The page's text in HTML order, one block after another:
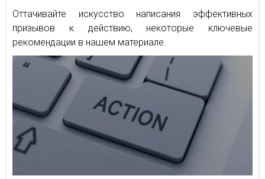
Оттачивайте искусство написания эффективных
призывов к действию, некоторые ключевые
рекомендации в нашем материале.